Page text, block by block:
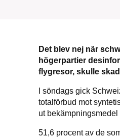
Det blev nej när
högerpartier
flygresor, skulle
I söndags gick
totalförbud mot
ut
51,6 procent av de